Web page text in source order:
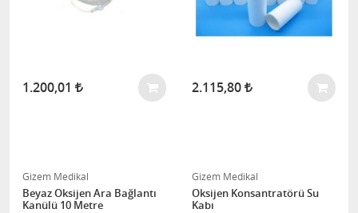
1.200,01 2.115,80
Gizem Medikal
Beyaz Oksijen Ara Bağlantı
Kanülü 10 Metre
Gizem Medikal
Oksijen Konsantratörü Su
Kabı